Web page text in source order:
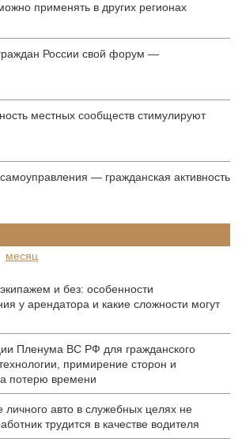
применять в других регионах
России свой форум —
местных сообществ стимулируют
— гражданская активность
месяц
и без: особенности
у арендатора и какие сложности могут
Пленума ВС РФ для гражданского
примирение сторон и
потерю времени
личного авто в служебных целях не
трудится в качестве водителя